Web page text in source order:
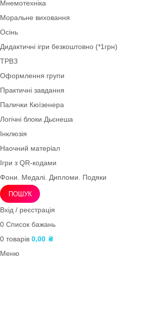
Валеологія
Круги Луллія
Нова українська школа НУШ
Ігри для дітей 4–5 років (середня
Демонстраційний матеріал
Інноваційні технології
Мнемотехніка
Моральне виховання
Осінь
Дидактичні ігри безкоштовно (*1грн)
Оформлення групи